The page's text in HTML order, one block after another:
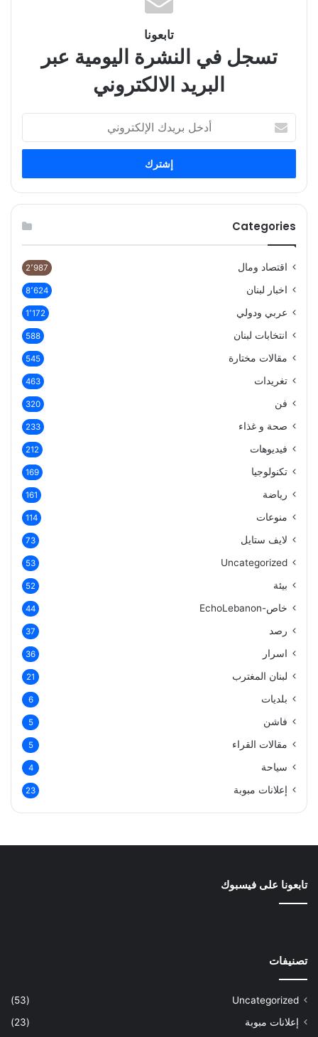
تابعونا
تسجل في النشرة اليومية عبر
البريد الالكتروني
بريدك
الإلكتروني
Categories
اقتصاد ومال 2٬987
اخبار لبنان 8٬624
عربي ودولي 1٬172
انتخابات لبنان 588
مقالات مختارة 545
تغريدات 463
فن 320
صحة و غذاء 233
فيديوهات 212
تكنولوجيا 169
رياضة 161
منوعات 114
لايف ستايل 73
Uncategorized
53
بيئة 52
خاص-EchoLebanon 44
رصد 37
اسرار 36
لبنان المغترب 21
بلديات 6
فاشن 5
مقالات القراء 5
سياحة 4
إعلانات مبوبة 23
تابعونا على فيسبوك
تصنيفات
Uncategorized
(53)
إعلانات مبوبة
(23)